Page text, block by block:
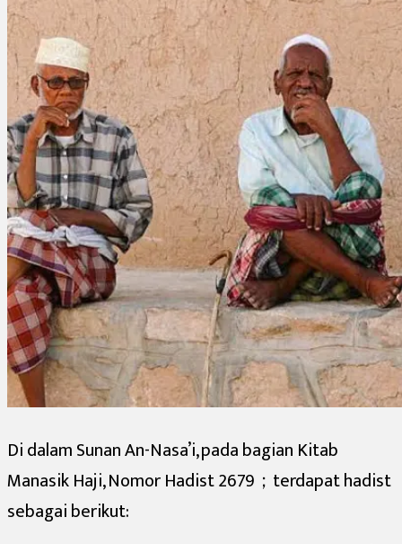
Mengenal
Izar,
Sarowil,
Na’lain,
dan
Khufain
Di dalam Sunan An-Nasa’i, pada bagian Kitab
Manasik Haji, Nomor Hadist 2679；terdapat hadist
sebagai berikut: